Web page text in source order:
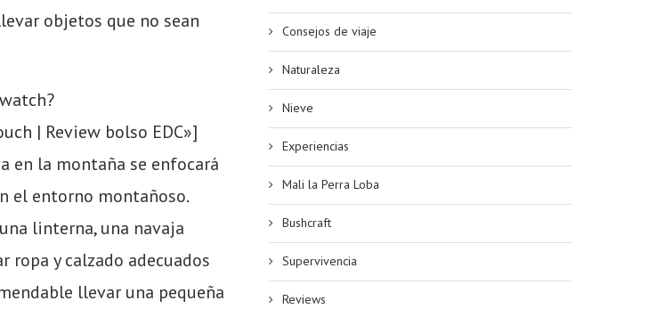
objetos que no sean
| Review bolso EDC»]
en la montaña se enfocará
el entorno montañoso.
linterna, una navaja
ropa y calzado adecuados
llevar una pequeña
Consejos de viaje
Naturaleza
Nieve
Experiencias
Mali la Perra Loba
Bushcraft
Supervivencia
Reviews